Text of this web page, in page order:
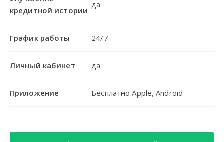
кредитной истории
да
График работы 24/7
Личный кабинет да
Приложение Бесплатно Apple, Android